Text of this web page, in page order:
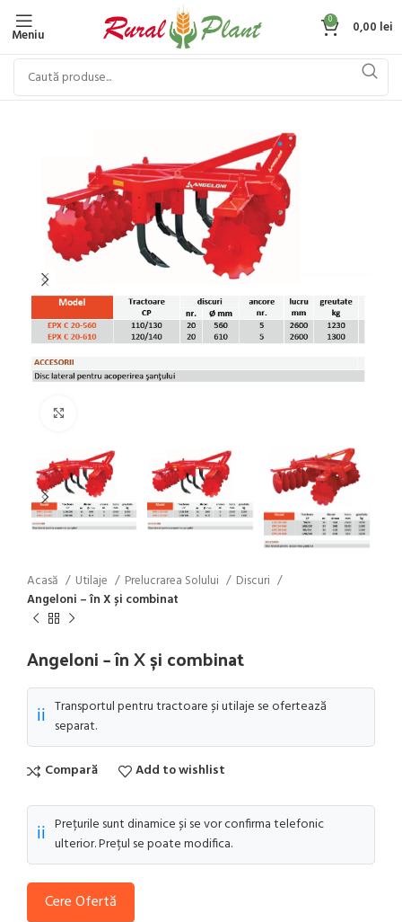
Meniu
0 0,00 lei
Acasă Utilaje Prelucrarea Solului
Discuri
Angeloni – în X și combinat
Angeloni – în X și combinat
ℹ️ Transportul pentru tractoare și utilaje se ofertează
separat.
Compară Add to wishlist
ℹ️ Prețurile sunt dinamice și se vor confirma telefonic
ulterior. Prețul se poate modifica.
Cere Ofertă